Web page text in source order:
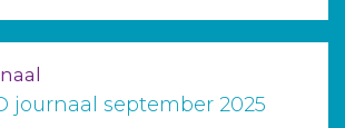
journaal september 2025